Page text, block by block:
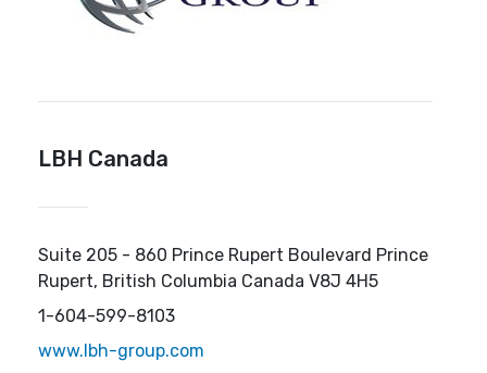
LBH Canada
Suite 205 - 860 Prince Rupert Boulevard Prince
Rupert, British Columbia Canada V8J 4H5
1-604-599-8103
www.lbh-group.com